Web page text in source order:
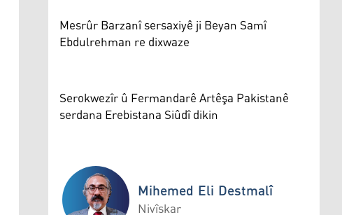
Mesrûr Barzanî sersaxiyê ji Beyan Samî
Ebdulrehman re dixwaze
Serokwezîr û Fermandarê Artêşa Pakistanê
serdana Erebistana Siûdî dikin
Mihemed Eli Destmalî
Nivîskar